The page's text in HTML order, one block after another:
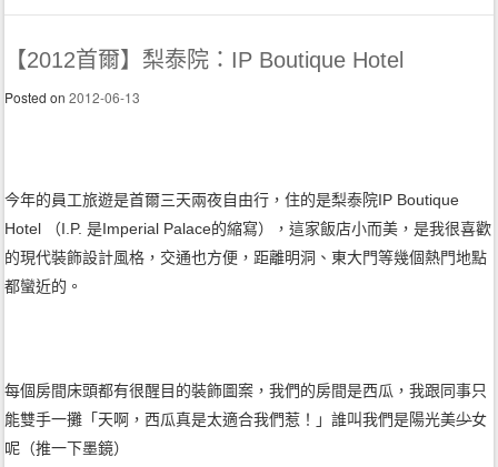
【2012首爾】梨泰院：IP Boutique Hotel
Posted on2012-06-13
今年的員工旅遊是首爾三天兩夜自由行，住的是梨泰院IP Boutique
Hotel （I.P. 是Imperial Palace的縮寫），這家飯店小而美，是我很喜歡
的現代裝飾設計風格，交通也方便，距離明洞、東大門等幾個熱門地點
都蠻近的。
每個房間床頭都有很醒目的裝飾圖案，我們的房間是西瓜，我跟同事只
能雙手一攤「天啊，西瓜真是太適合我們惹！」誰叫我們是陽光美少女
呢（推一下墨鏡）